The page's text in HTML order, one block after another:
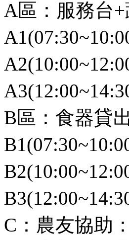
A區：服務台
B區：食器貸
C：農友協助